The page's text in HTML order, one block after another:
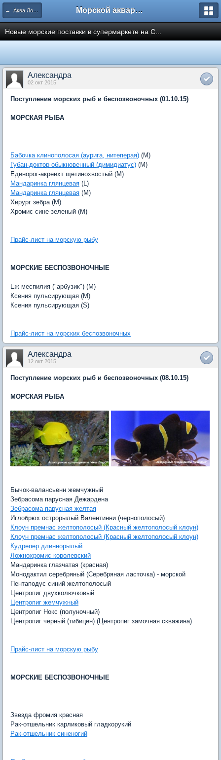
← Аква Лого. Аквариумные салоны и супермаркеты. Морской аквариум. Форумы ReefCentral.ru
Новые морские поставки в супермаркете на С...
Александра
02 окт 2015
Поступление морских рыб и беспозвоночных (01.10.15)
МОРСКАЯ РЫБА
Бабочка клинополосая (аурига, нитеперая) (M)
Губан-доктор обыкновенный (димидиатус) (M)
Единорог-акреихт щетинохвостый (M)
Мандаринка глянцевая (L)
Мандаринка глянцевая (M)
Хирург зебра (М)
Хромис сине-зеленый (M)
Прайс-лист на морскую рыбу
МОРСКИЕ БЕСПОЗВОНОЧНЫЕ
Еж меспилия ("арбузик") (M)
Ксения пульсирующая (M)
Ксения пульсирующая (S)
Прайс-лист на морских беспозвоночных
Александра
12 окт 2015
Поступление морских рыб и беспозвоночных (08.10.15)
МОРСКАЯ РЫБА
Бычок-валансьенн жемчужный
Зебрасома парусная Дежардена
Зебрасома парусная желтая
Иглобрюх острорылый Валентинни (чернополосый)
Клоун премнас желтополосый (Красный желтополосый клоун)
Клоун премнас желтополосый (Красный желтополосый клоун)
Кудрепер длиннорылый
Ложнохромис королевский
Мандаринка глазчатая (красная)
Монодактил серебряный (Серебряная ласточка) - морской
Пентаподус синий желтополосый
Центропиг двухколючковый
Центропиг жемчужный
Центропиг Нокс (полуночный)
Центропиг черный (тибицен) (Центропиг замочная скважина)
Прайс-лист на морскую рыбу
МОРСКИЕ БЕСПОЗВОНОЧНЫЕ
Звезда фромия красная
Рак-отшельник карликовый гладкорукий
Рак-отшельник синеногий